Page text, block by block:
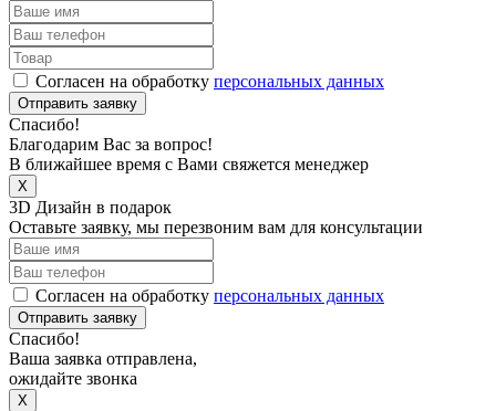
Согласен на обработку персональных данных
Отправить заявку
Спасибо!
Благодарим Вас за вопрос!
В ближайшее время с Вами свяжется менеджер
X
3D Дизайн в подарок
Оставьте заявку, мы перезвоним вам для консультации
Согласен на обработку персональных данных
Отправить заявку
Спасибо!
Ваша заявка отправлена,
ожидайте звонка
X